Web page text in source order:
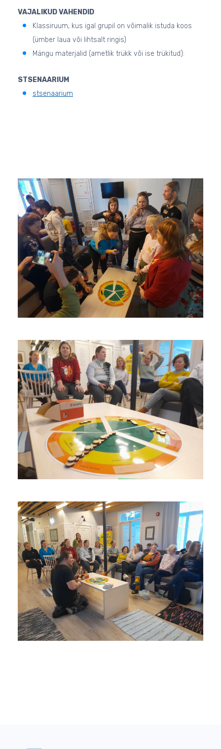
VAJALIKUD VAHENDID
Klassiruum, kus igal grupil on võimalik istuda koos
(ümber laua või lihtsalt ringis)
Mängu materjalid (ametlik trükk või ise trükitud):
STSENAARIUM
stsenaarium